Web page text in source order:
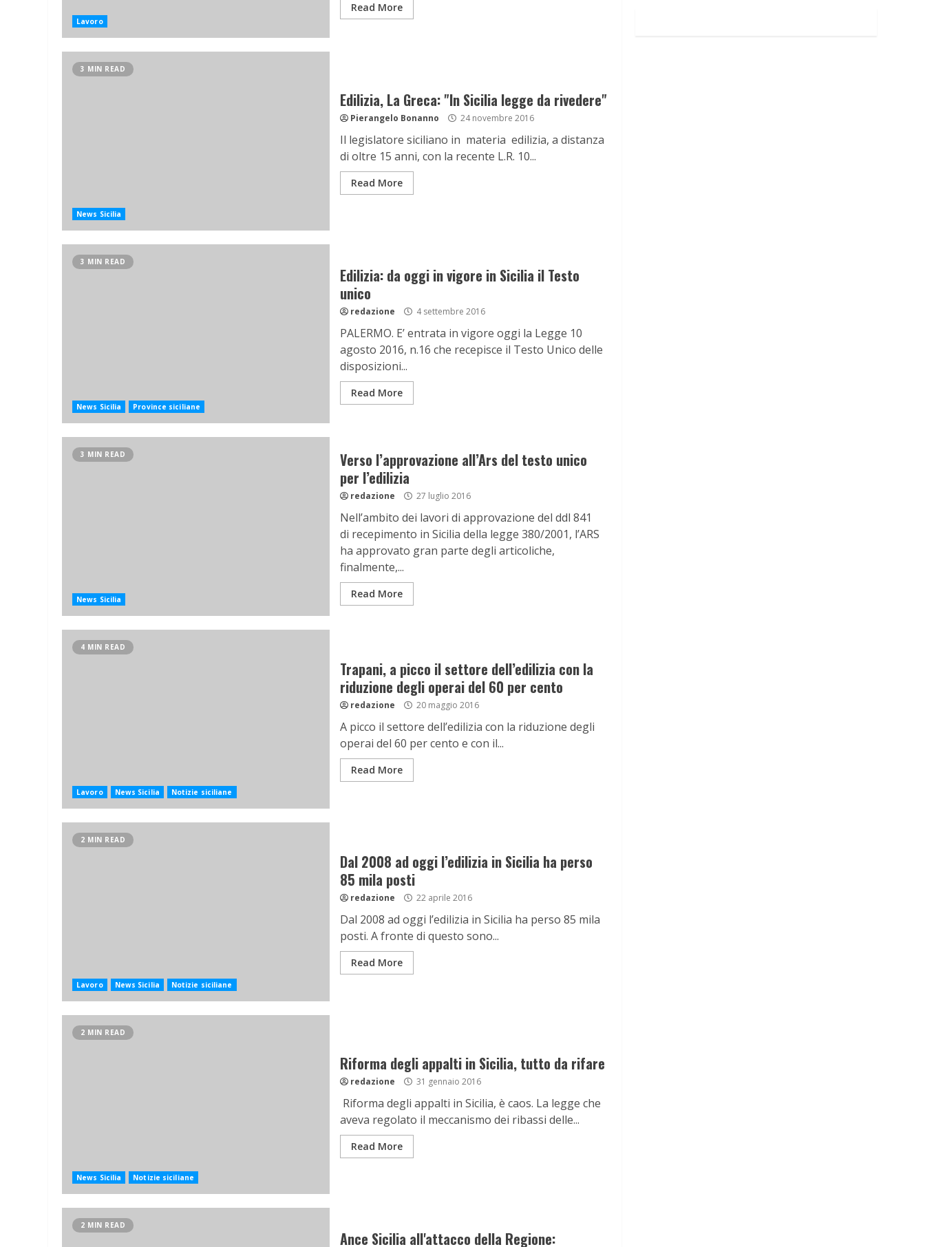
Lavoro
Read More
3 MIN READ
News Sicilia
Edilizia, La Greca: "In Sicilia legge da rivedere"
Pierangelo Bonanno 24 novembre 2016
Il legislatore siciliano in materia edilizia, a distanza
di oltre 15 anni, con la recente L.R. 10...
Read More
3 MIN READ
News Sicilia Province siciliane
Edilizia: da oggi in vigore in Sicilia il Testo
unico
redazione 4 settembre 2016
PALERMO. E’ entrata in vigore oggi la Legge 10
agosto 2016, n.16 che recepisce il Testo Unico delle
disposizioni...
Read More
3 MIN READ
News Sicilia
Verso l’approvazione all’Ars del testo unico
per l’edilizia
redazione 27 luglio 2016
Nell’ambito dei lavori di approvazione del ddl 841
di recepimento in Sicilia della legge 380/2001, l’ARS
ha approvato gran parte degli articoliche,
finalmente,...
Read More
4 MIN READ
Lavoro News Sicilia Notizie siciliane
Trapani, a picco il settore dell’edilizia con la
riduzione degli operai del 60 per cento
redazione 20 maggio 2016
A picco il settore dell’edilizia con la riduzione degli
operai del 60 per cento e con il...
Read More
2 MIN READ
Lavoro News Sicilia Notizie siciliane
Dal 2008 ad oggi l’edilizia in Sicilia ha perso
85 mila posti
redazione 22 aprile 2016
Dal 2008 ad oggi l’edilizia in Sicilia ha perso 85 mila
posti. A fronte di questo sono...
Read More
2 MIN READ
News Sicilia Notizie siciliane
Riforma degli appalti in Sicilia, tutto da rifare
redazione 31 gennaio 2016
Riforma degli appalti in Sicilia, è caos. La legge che
aveva regolato il meccanismo dei ribassi delle...
Read More
2 MIN READ
Ance Sicilia all'attacco della Regione: